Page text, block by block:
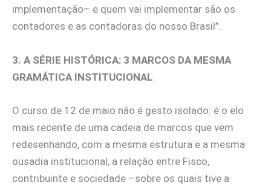
implementação– e quem vai implementar são os
contadores e as contadoras do nosso Brasil”.
3. A SÉRIE HISTÓRICA: 3 MARCOS DA MESMA
GRAMÁTICA INSTITUCIONAL
O curso de 12 de maio não é gesto isolado: é o elo
mais recente de uma cadeia de marcos que vem
redesenhando, com a mesma estrutura e a mesma
ousadia institucional, a relação entre Fisco,
contribuinte e sociedade –sobre os quais tive a